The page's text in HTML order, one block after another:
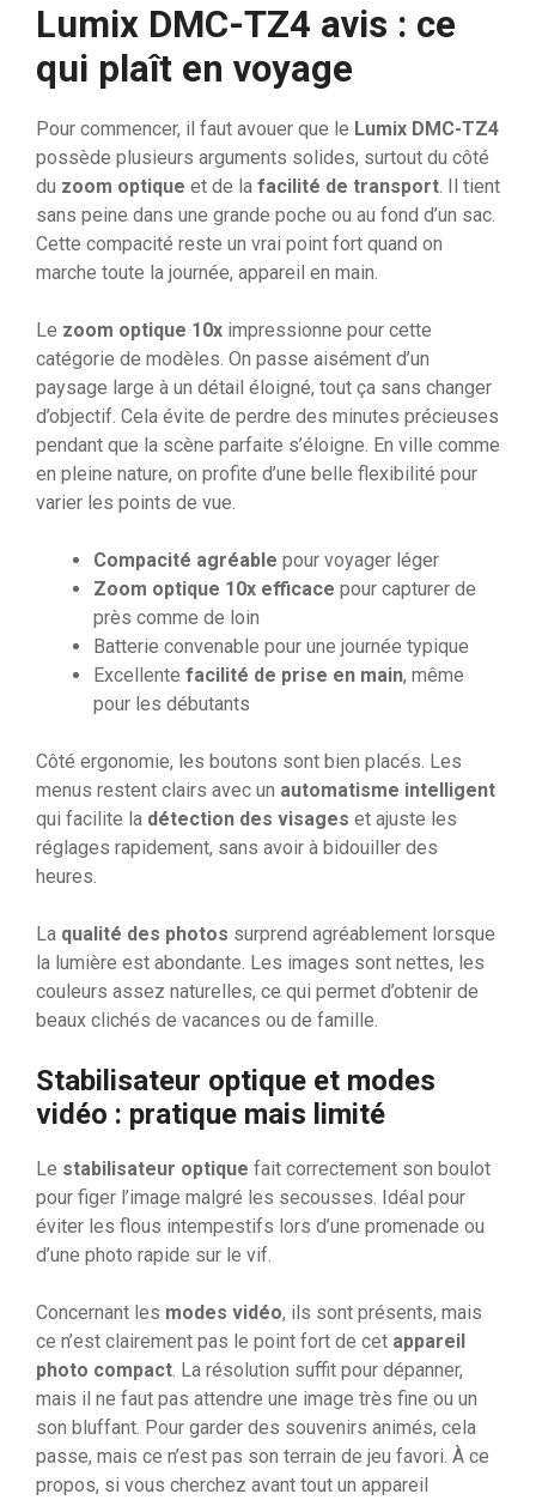
Lumix DMC-TZ4 avis : ce
qui plaît en voyage
Pour commencer, il faut avouer que le Lumix DMC-TZ4
possède plusieurs arguments solides, surtout du côté
du zoom optique et de la facilité de transport . Il tient
sans peine dans une grande poche ou au fond d’un sac.
Cette compacité reste un vrai point fort quand on
marche toute la journée, appareil en main.
Le zoom optique 10x impressionne pour cette
catégorie de modèles. On passe aisément d’un
paysage large à un détail éloigné, tout ça sans changer
d’objectif. Cela évite de perdre des minutes précieuses
pendant que la scène parfaite s’éloigne. En ville comme
en pleine nature, on profite d’une belle flexibilité pour
varier les points de vue.
Compacité agréable pour voyager léger
Zoom optique 10x efficace pour capturer de
près comme de loin
Batterie convenable pour une journée typique
Excellente facilité de prise en main, même
pour les débutants
Côté ergonomie, les boutons sont bien placés. Les
menus restent clairs avec un automatisme intelligent
qui facilite la détection des visages et ajuste les
réglages rapidement, sans avoir à bidouiller des
heures.
La qualité des photos surprend agréablement lorsque
la lumière est abondante. Les images sont nettes, les
couleurs assez naturelles, ce qui permet d’obtenir de
beaux clichés de vacances ou de famille.
Stabilisateur optique et modes
vidéo : pratique mais limité
Le stabilisateur optique fait correctement son boulot
pour figer l’image malgré les secousses. Idéal pour
éviter les flous intempestifs lors d’une promenade ou
d’une photo rapide sur le vif.
Concernant les modes vidéo, ils sont présents, mais
ce n’est clairement pas le point fort de cet appareil
photo compact . La résolution suffit pour dépanner,
mais il ne faut pas attendre une image très fine ou un
son bluffant. Pour garder des souvenirs animés, cela
passe, mais ce n’est pas son terrain de jeu favori. À ce
propos, si vous cherchez avant tout un appareil